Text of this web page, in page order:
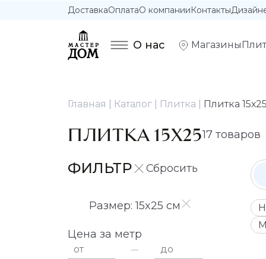
ДоставкаОплатаО компанииКонтакты
О нас Магазины
Главная Каталог Плитка Плитка 15х25
ПЛИТКА 15Х2517 товаров
ФИЛЬТР
Размер: 15x25 см
Цена за метр
от до